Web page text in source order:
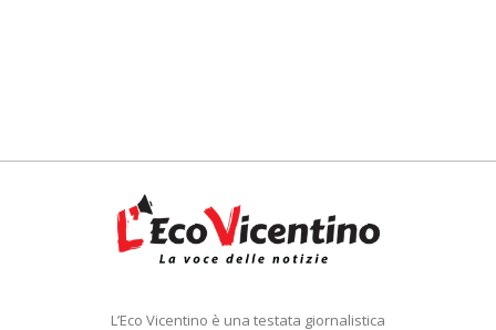
L’Eco Vicentino è una testata giornalistica